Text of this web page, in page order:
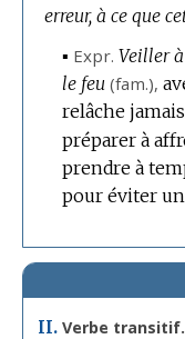
erreur, à ce que
▪ Expr. Veiller
le feu (fam.),
relâche
préparer à
prendre à
pour éviter
II. Verbe transitif.